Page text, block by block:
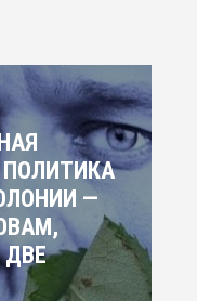
—
ДВЕ